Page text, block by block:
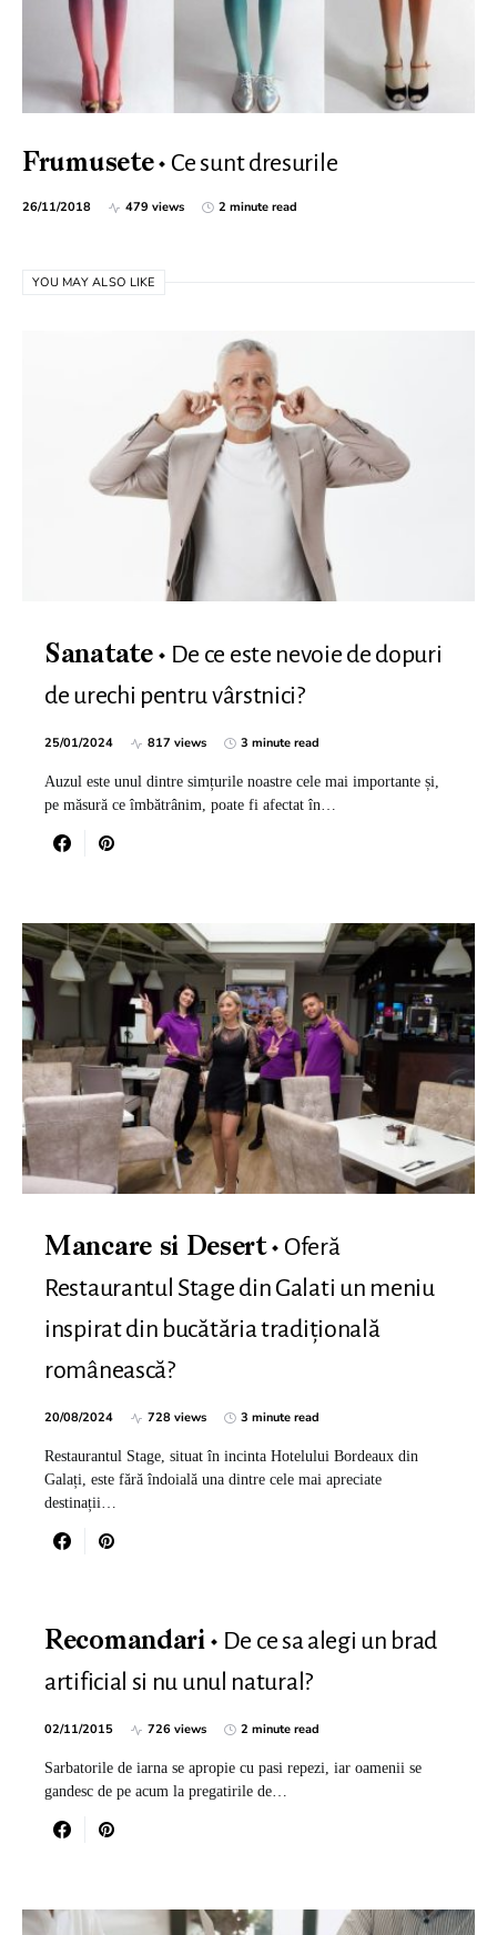
Frumusete Ce sunt dresurile
26/11/2018 479 views 2 minute read
YOU MAY ALSO LIKE
Sanatate
De ce este nevoie de dopuri
de urechi pentru vârstnici?
25/01/2024 817 views 3 minute read
Auzul este unul dintre simțurile noastre cele mai importante și,
pe măsură ce îmbătrânim, poate fi afectat în…
Mancare si Desert
Oferă
Restaurantul Stage din Galati un meniu
inspirat din bucătăria tradițională
românească?
20/08/2024 728 views 3 minute read
Restaurantul Stage, situat în incinta Hotelului Bordeaux din
Galați, este fără îndoială una dintre cele mai apreciate
destinații…
Recomandari
De ce sa alegi un brad
artificial si nu unul natural?
02/11/2015 726 views 2 minute read
Sarbatorile de iarna se apropie cu pasi repezi, iar oamenii se
gandesc de pe acum la pregatirile de…